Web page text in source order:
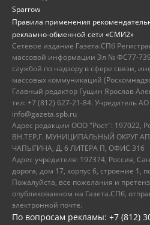
Sparrow
Правила применения
рекламно-обменной сети «СМИ2»
Сетевое издание Газета.СПб
массовой информации Эл № ФС77-
службой по надзору в сфере связи,
массовых коммуникаций
Главный редактор Гущин Ярослав
тел: +7 (812) 627-21-84. Учредитель
info@gazeta.spb.ru
Адрес редакции ООО "Рост": 197022,
ВН.ТЕР.Г. МУНИЦИПАЛЬНЫЙ ОКРУГ
ЧАПЫГИНА, Д. 6 ЛИТЕРА П, ОФИС 316
Адрес учредителя: 197374, Россия,
дорога, дом 17, корпус 6, строение 1,
Пожалуйста, все пожелания и
опубликованном на Газета.СПб,
электронной почте.
По вопросам рекламы: +7 (812)